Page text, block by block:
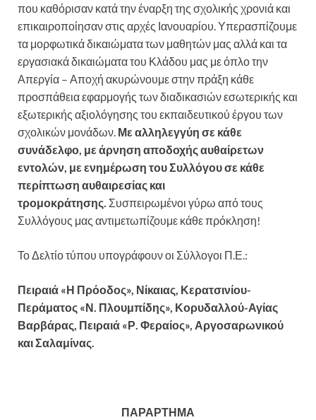
που καθόρισαν κατά την έναρξη της σχολικής χρονιά και
επικαιροποίησαν στις αρχές Ιανουαρίου. Υπερασπίζουμε
τα μορφωτικά δικαιώματα των μαθητών μας αλλά και τα
εργασιακά δικαιώματα του Κλάδου μας με όπλο την
Απεργία – Αποχή ακυρώνουμε στην πράξη κάθε
προσπάθεια εφαρμογής των διαδικασιών εσωτερικής και
εξωτερικής αξιολόγησης του εκπαιδευτικού έργου των
σχολικών μονάδων. Με αλληλεγγύη σε κάθε
συνάδελφο, με άρνηση αποδοχής αυθαίρετων
εντολών, με ενημέρωση του Συλλόγου σε κάθε
περίπτωση αυθαιρεσίας και
τρομοκράτησης. Συσπειρωμένοι γύρω από τους
Συλλόγους μας αντιμετωπίζουμε κάθε πρόκληση!
Το Δελτίο τύπου υπογράφουν οι Σύλλογοι Π.Ε.:
Πειραιά «Η Πρόοδος», Νίκαιας, Κερατσινίου-
Περάματος «Ν. Πλουμπίδης», Κορυδαλλού-Αγίας
Βαρβάρας, Πειραιά «Ρ. Φεραίος», Αργοσαρωνικού
και Σαλαμίνας.
ΠΑΡΑΡΤΗΜΑ